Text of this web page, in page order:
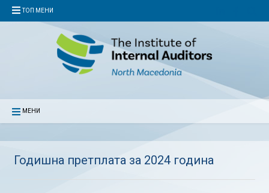
ТОП МЕНИ
МЕНИ
Годишна претплата за 2024 година